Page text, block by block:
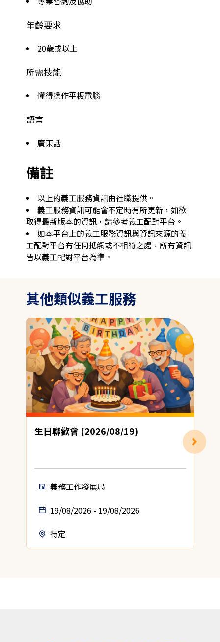
年齡要求
20歲或以上
所需技能
懂得操作平板電腦
語言
廣東話
備註
以上的義工服務資訊由社職提供。
義工服務資訊可能會不定時有所更新，如欲
取得最新版本的資訊，請參考義工配對平台。
如本平台上的義工服務資訊與資訊來源的義
工配對平台有任何抵觸或不相符之處，所有資訊
皆以義工配對平台為準。
其他類似義工服務
生日聯歡會 (2026/08/19)
義務工作發展局
19/08/2026 - 19/08/2026
待定